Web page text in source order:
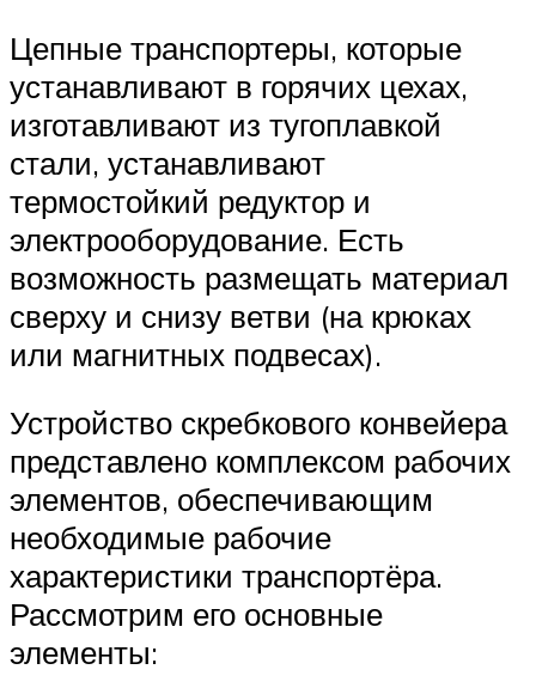
Цепные транспортеры, которые
устанавливают в горячих цехах,
изготавливают из тугоплавкой
стали, устанавливают
термостойкий редуктор и
электрооборудование. Есть
возможность размещать материал
сверху и снизу ветви (на крюках
или магнитных подвесах).
Устройство скребкового конвейера
представлено комплексом рабочих
элементов, обеспечивающим
необходимые рабочие
характеристики транспортёра.
Рассмотрим его основные
элементы: